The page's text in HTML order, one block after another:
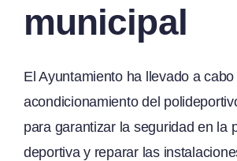
municipal
El Ayuntamiento ha llevado a
acondicionamiento del
para garantizar la seguridad en la
deportiva y reparar las